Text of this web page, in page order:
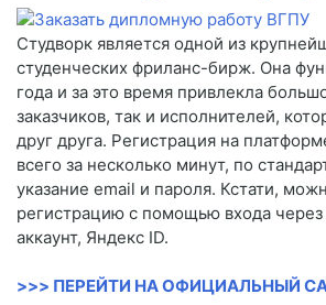
Студворк является одной из
студенческих фриланс-бирж. Она
года и за это время привлекла
заказчиков, так и исполнителей,
друг друга. Регистрация на
всего за несколько минут, по
указание email и пароля. Кстати,
регистрацию с помощью входа через
аккаунт, Яндекс ID.
>>> ПЕРЕЙТИ НА ОФИЦИАЛЬНЫЙ